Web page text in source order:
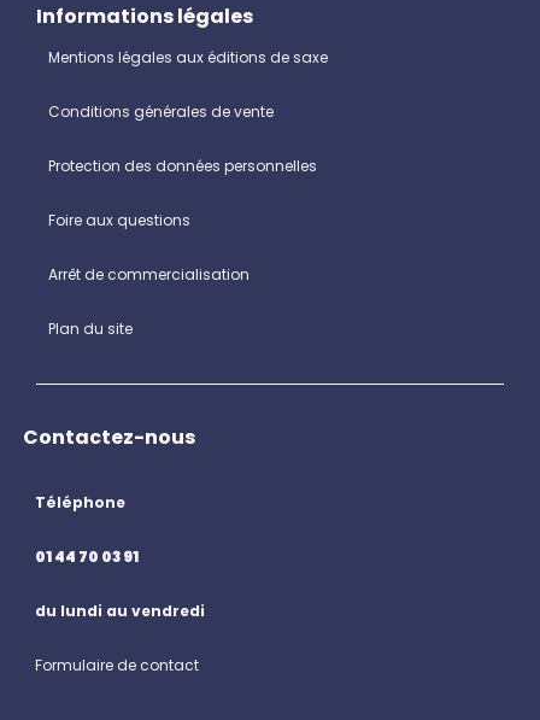
Informations légales
Mentions légales aux éditions de saxe
Conditions générales de vente
Protection des données personnelles
Foire aux questions
Arrêt de commercialisation
Plan du site
Contactez-nous
Téléphone
01 44 70 03 91
du lundi au vendredi
Formulaire de contact